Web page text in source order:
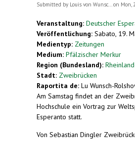
Submitted by Louis von Wunsc... on Mon,
Veranstaltung: Deutscher
Veröffentlichung: Sabato, 19.
Medientyp: Zeitungen
Medium: Pfälzischer Merkur
Region (Bundesland):
Stadt: Zweibrücken
Raportita de: Lu Wunsch-
Am Samstag findet an der
Hochschule ein Vortrag zur
Esperanto statt.
Von Sebastian Dingler